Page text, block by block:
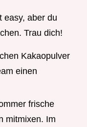
easy, aber du
Trau dich!
Kakaopulver
einen
frische
mitmixen. Im